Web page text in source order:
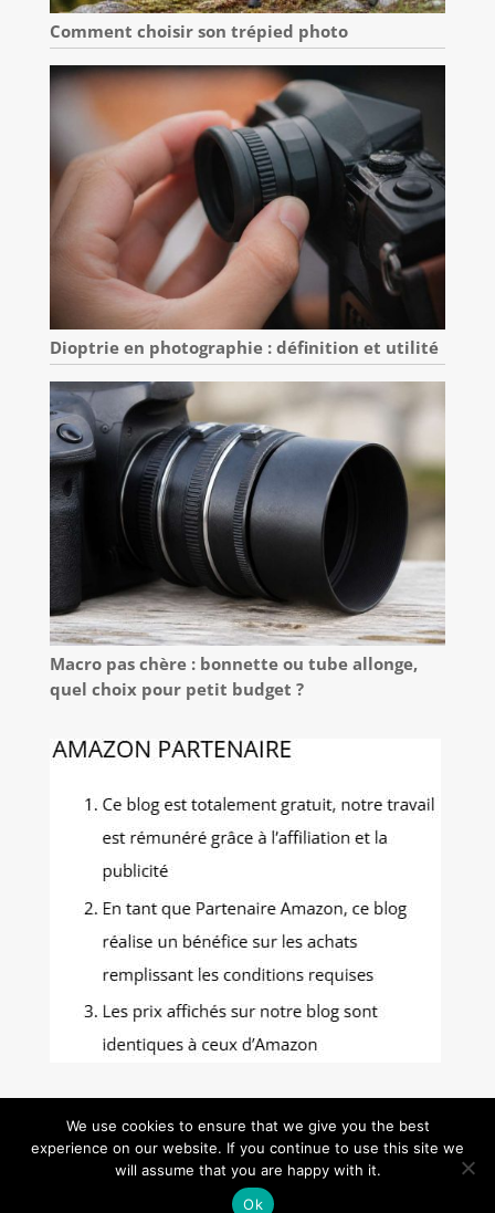
Comment choisir son trépied photo
Dioptrie en photographie : définition et utilité
Macro pas chère : bonnette ou tube allonge,
quel choix pour petit budget ?
Gastronomie Photos - Tous droits réservés -
Mentions Légales -Politique de confidentialité
Contact
We use cookies to ensure that we give you the best
experience on our website. If you continue to use this site we
will assume that you are happy with it.
Ok